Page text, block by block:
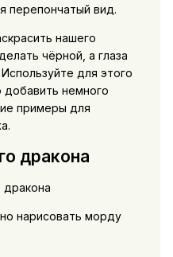
перепончатый вид.
нашего
чёрной, а глаза
для этого
немного
примеры для
дракона
дракона
нарисовать морду